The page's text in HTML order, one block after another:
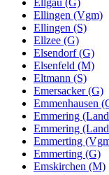
Ellingen (Vgm)
Ellingen (S)
Ellzee (G)
Elsendorf (G)
Elsenfeld (M)
Eltmann (S)
Emersacker (G)
Emmenhausen
Emmering
Emmering
Emmerting
Emmerting (G)
Emskirchen (M)